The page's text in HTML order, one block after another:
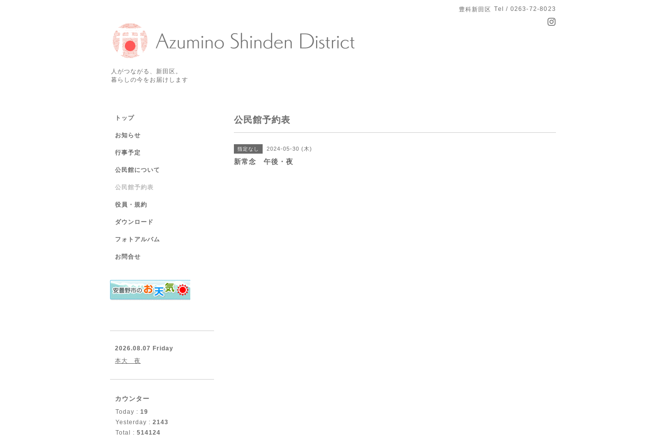
豊科新田区 Tel / 0263-72-8023
人がつながる、新田区。
暮らしの今をお届けします
公民館予約表
指定なし 2024-05-30 (木)
新常念 午後・夜
トップ
お知らせ
行事予定
公民館について
公民館予約表
役員・規約
ダウンロード
フォトアルバム
お問合せ
2026.08.07 Friday
本大 夜
カウンター
Today : 19
Yesterday : 2143
Total : 514124